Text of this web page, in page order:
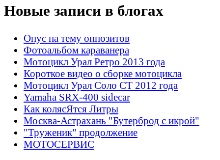
Новые записи в блогах
Опус на тему оппозитов
Фотоальбом караванера
Мотоцикл Урал Ретро 2013 года
Короткое видео о сборке мотоцикла
Мотоцикл Урал Соло СТ 2012 года
Yamaha SRX-400 sidecar
Как колясЯтся Литры
Москва-Астрахань "Бутерброд с икрой"
"Труженик" продолжение
МОТОСЕРВИС